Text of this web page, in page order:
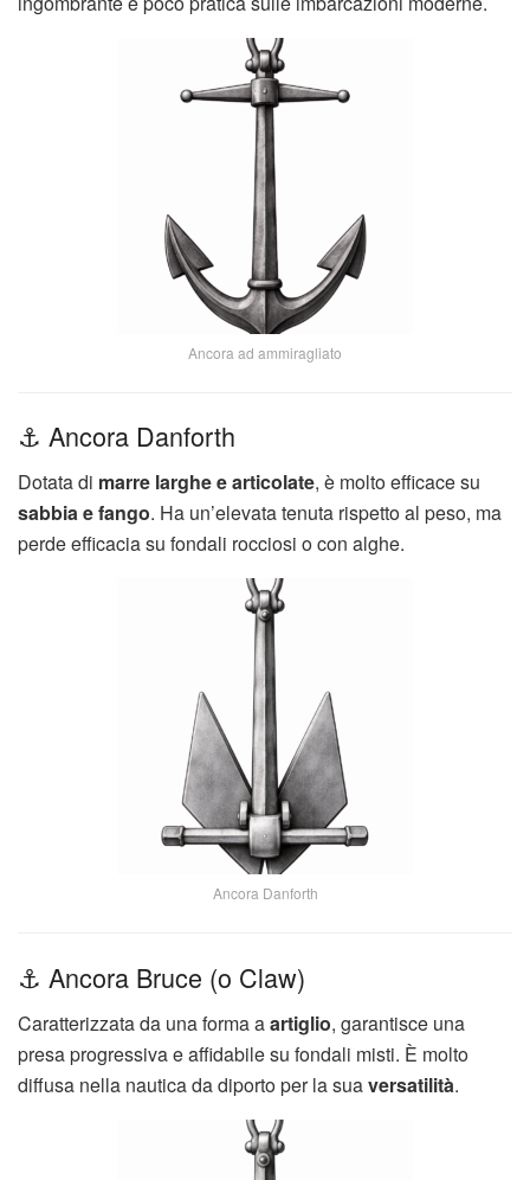
Ancora ad ammiragliato
⚓ Ancora Danforth
Dotata di marre larghe e articolate, è molto efficace su
sabbia e fango. Ha un’elevata tenuta rispetto al peso, ma
perde efficacia su fondali rocciosi o con alghe.
Ancora Danforth
⚓ Ancora Bruce (o Claw)
Caratterizzata da una forma aartiglio, garantisce una
presa progressiva e affidabile su fondali misti. È molto
diffusa nella nautica da diporto per la suaversatilità.